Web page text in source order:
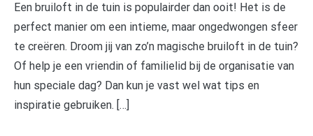
Een bruiloft in de tuin is populairder dan ooit! Het is de
perfect manier om een intieme, maar ongedwongen sfeer
te creëren. Droom jij van zo’n magische bruiloft in de tuin?
Of help je een vriendin of familielid bij de organisatie van
hun speciale dag? Dan kun je vast wel wat tips en
inspiratie gebruiken. […]